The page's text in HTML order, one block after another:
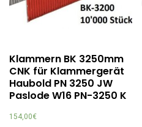
Klammern BK 3250mm
CNK für Klammergerät
Haubold PN 3250 JW
Paslode W16 PN-3250 K
154,00€